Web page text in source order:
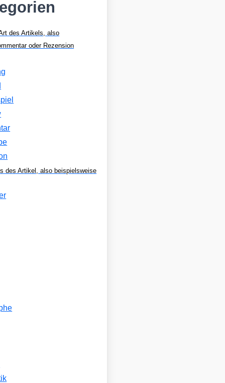
des Artikels, also
oder Rezension
des Artikel, also beispielsweise